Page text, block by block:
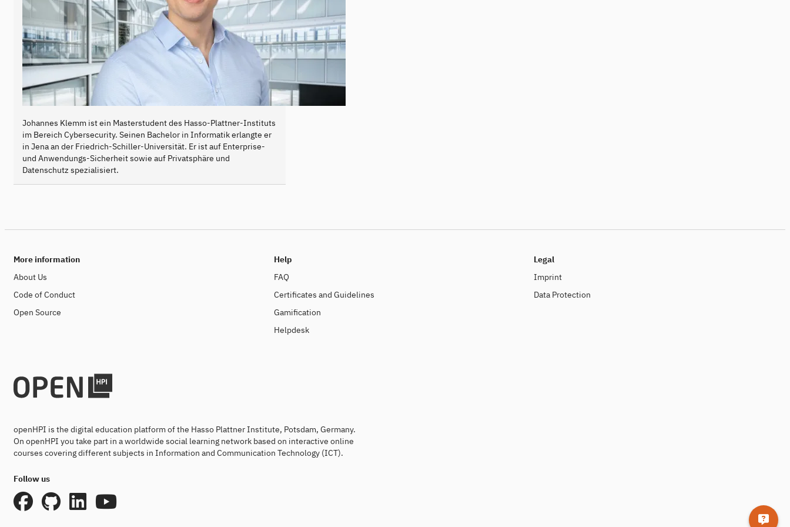
Johannes Klemm ist ein Masterstudent des Hasso-Plattner-Instituts
im Bereich Cybersecurity. Seinen Bachelor in Informatik erlangte er
in Jena an der Friedrich-Schiller-Universität. Er ist auf Enterprise-
und Anwendungs-Sicherheit sowie auf Privatsphäre und
Datenschutz spezialisiert.
More information
About Us
Code of Conduct
Open Source
Help
FAQ
Certificates and Guidelines
Gamification
Helpdesk
Legal
Imprint
Data Protection
openHPI is the digital education platform of the Hasso Plattner Institute, Potsdam, Germany.
On openHPI you take part in a worldwide social learning network based on interactive online
courses covering different subjects in Information and Communication Technology (ICT).
Follow us